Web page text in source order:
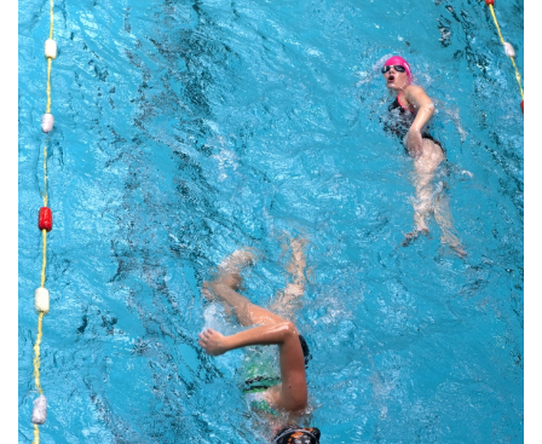
FINANCES
JEUNESSE & ECOLES
SANTE ENVIRONNEMENT
SECURITE
SPORT
TRANSPORTS
VIVRE ENSEMBLE
Vidéos
CLIP DE CAMPAGNE
Présentation du programme
Vos Elu-es